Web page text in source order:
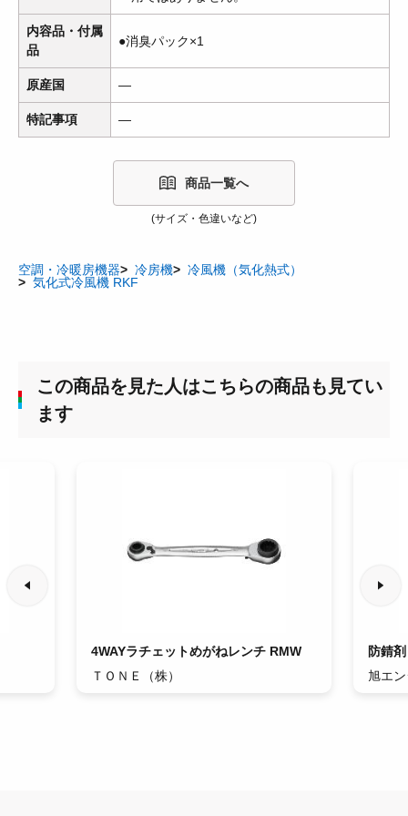
内容品・付属
品
●消臭パック×1
原産国 ―
特記事項 ―
商品一覧へ
(サイズ・色違いなど)
空調・冷暖房機器 冷房機
冷風機（気化熱式）
気化式冷風機 RKF
この商品を見た人はこちらの商品も見てい
ます
4WAYラチェットめがねレンチ RMW
ＴＯＮＥ（株）
防錆
旭エ